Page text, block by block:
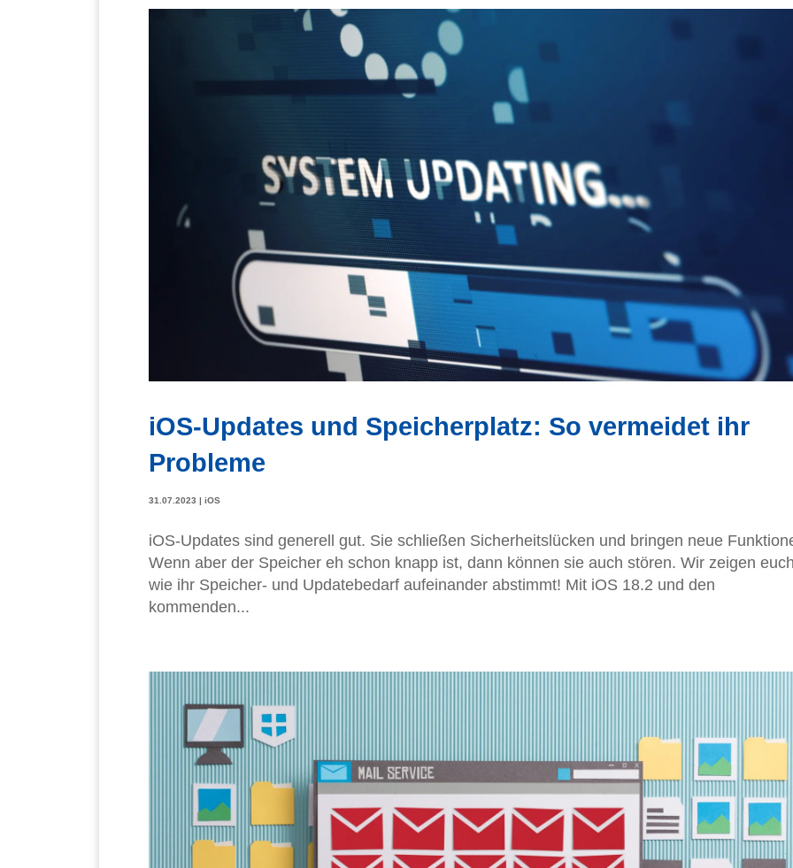
iOS-Updates und Speicherplatz: So vermeidet ihr
Probleme
31.07.2023 | iOS
iOS-Updates sind generell gut. Sie schließen Sicherheitslücken und bringen neue
Wenn aber der Speicher eh schon knapp ist, dann können sie auch stören. Wir zeigen
wie ihr Speicher- und Updatebedarf aufeinander abstimmt! Mit iOS 18.2 und den
kommenden...